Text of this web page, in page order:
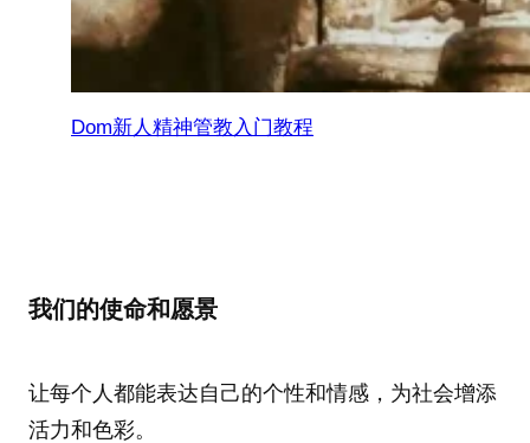
Dom新人精神管教入门教程
我们的使命和愿景
让每个人都能表达自己的个性和情感，为社会增添
活力和色彩。